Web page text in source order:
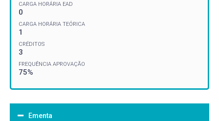
CARGA HORÁRIA EAD
0
CARGA HORÁRIA TEÓRICA
1
CRÉDITOS
3
FREQUÊNCIA APROVAÇÃO
75%
Ementa